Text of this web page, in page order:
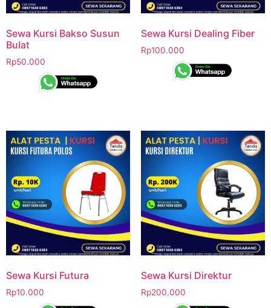
Sewa Kursi Bakso Susun
Bulat
Rp50.000
Sewa Kursi Dealing Fiber
Rp100.000
Sewa Kursi Futura
Rp10.000
Sewa Kursi Direktur
Rp200.000